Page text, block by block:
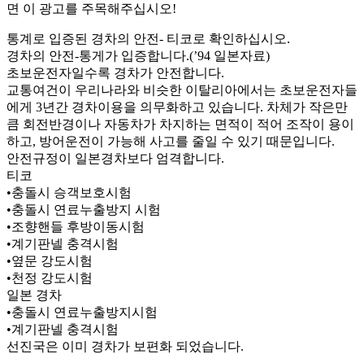
면 이 광고를 주목해주십시오!
통계로 입증된 경차의 안전- 티코로 확인하십시오.
경차의 안전-통게가 입증합니다.(’94 일본자료)
초보운전자일수록 경차가 안전합니다.
교통여건이 우리나라와 비슷한 이탈리아에서는 초보운전자들
에게 3년간 경차이용을 의무화하고 있습니다. 차체가 작은만
큼 회전반경이나 자동차가 차지하는 면적이 적어 조작이 용이
하고, 방어운전이 가능해 사고를 줄일 수 있기 때문입니다.
안전규정이 일본경차보다 엄격합니다.
티코
•충돌시 승객보호시험
•충돌시 연료누출방지 시험
•조향핸들 후방이동시험
•계기판넬 충격시험
•옆문 강도시험
•천정 강도시험
일본 경차
•충돌시 연료누출방지시험
•계기판넬 충격시험
선진국은 이미 경차가 보편화 되었습니다.